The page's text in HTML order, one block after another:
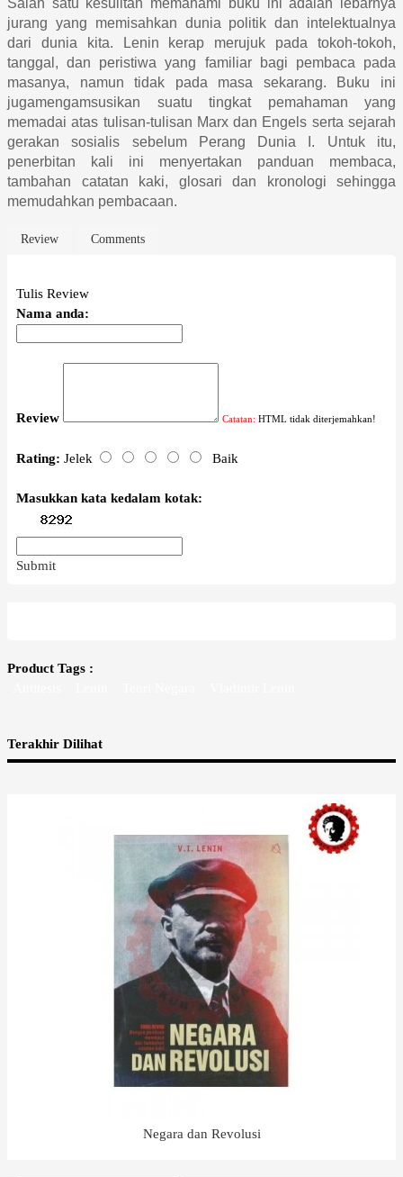
Salah satu kesulitan memahami buku ini adalah lebarnya
jurang yang memisahkan dunia politik dan intelektualnya
dari dunia kita. Lenin kerap merujuk pada tokoh-tokoh,
tanggal, dan peristiwa yang familiar bagi pembaca pada
masanya, namun tidak pada masa sekarang. Buku ini
jugamengamsusikan suatu tingkat pemahaman yang
memadai atas tulisan-tulisan Marx dan Engels serta sejarah
gerakan sosialis sebelum Perang Dunia I. Untuk itu,
penerbitan kali ini menyertakan panduan membaca,
tambahan catatan kaki, glosari dan kronologi sehingga
memudahkan pembacaan.
Review Comments
Tulis Review
Nama anda:
Review Catatan: HTML tidak diterjemahkan!
Rating: Jelek Baik
Masukkan kata kedalam kotak:
Submit
Product Tags :
Terakhir Dilihat
Negara dan Revolusi